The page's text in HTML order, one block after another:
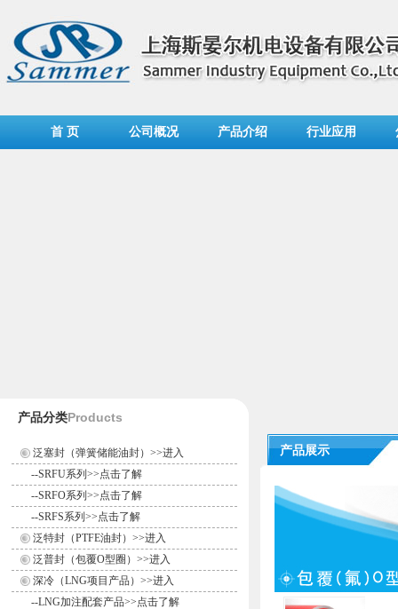
首 页 公司概况 产品介绍 行业应用
产品分类Products
泛塞封（弹簧储能油封）>>进入
--SRFU系列>>点击了解
--SRFO系列>>点击了解
--SRFS系列>>点击了解
泛特封（PTFE油封）>>进入
泛普封（包覆O型圈）>>进入
深冷（LNG项目产品）>>进入
--LNG加注配套产品>>点击了解
产品展示